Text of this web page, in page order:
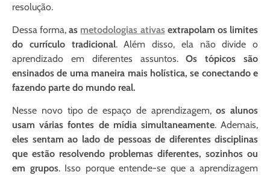
resolução.
Dessa forma,as metodologias ativasextrapolam os limites
do currículo tradicional. Além disso, ela não divide o
aprendizado em diferentes assuntos.Os tópicos são
ensinados de uma maneira mais holística, se conectando e
fazendo parte do mundo real.
Nesse novo tipo de espaço de aprendizagem,os alunos
usam várias fontes de mídia simultaneamente. Ademais,
eles sentam ao lado de pessoas de diferentes disciplinas
que estão resolvendo problemas diferentes, sozinhos ou
em grupos. Isso porque entende-se que a aprendizagem